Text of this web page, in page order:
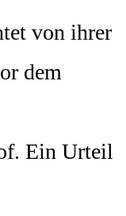
von ihrer
dem
Ein Urteil